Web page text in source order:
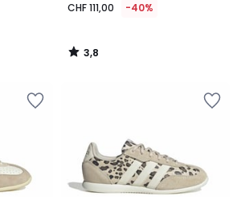
CHF 111,00 -40%
3,8
/